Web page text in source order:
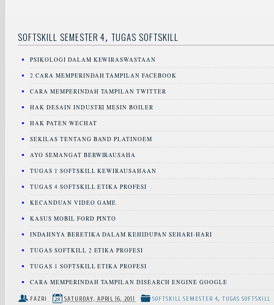
SOFTSKILL SEMESTER 4,TUGAS SOFTSKILL
PSIKOLOGI DALAM KEWIRASWASTAAN
2 CARA MEMPERINDAH TAMPILAN FACEBOOK
CARA MEMPERINDAH TAMPILAN TWITTER
HAK DESAIN INDUSTRI MESIN BOILER
HAK PATEN WECHAT
SEKILAS TENTANG BAND PLATINOEM
AYO SEMANGAT BERWIRAUSAHA
TUGAS 1 SOFTSKILL KEWIRAUSAHAAN
TUGAS 4 SOFTSKILL ETIKA PROFESI
KECANDUAN VIDEO GAME
KASUS MOBIL FORD PINTO
INDAHNYA BERETIKA DALAM KEHIDUPAN SEHARI-HARI
TUGAS SOFTKILL 2 ETIKA PROFESI
TUGAS 1 SOFTSKILL ETIKA PROFESI
CARA MEMPERINDAH TAMPILAN DISEARCH ENGINE GOOGLE
FAZRI SATURDAY, APRIL 16, 2011 SOFTSKILL SEMESTER 4, TUGAS SOFTSKILL